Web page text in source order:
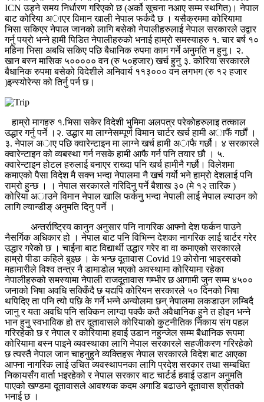
ICN उड्ने समय निर्धारण गरिएको छ (अर्को सूचना नआए सम्म स्थगित)। नेपाल
बाट कोरिया अाएर विमान खाली नेपाल फर्कदै छ । यसैक्रममा कोरियामा
भिसा सकिएर नेपाल जानको लागि बसेको नेपालीहरुलाई नेपाल सरकारले उद्वार
गर्नु पय्रो भन्ने हामी पिडित नेपालीहरुको भनाई हाम्रो समस्याहरु १. चार बर्ष १०
महिना भिसा अबधि सकिए पछि बैधानिक रुपमा काम गर्ने अनुमति न हुनु। २.
खान बस्न मासिक ५००००० वन (रु ५०हजार) खर्च हुनु ३. कोरिया सरकारले
बैधानिक रुपमा बसेको विदेशीले अनिवार्य ११३००० वन लगभग (रु १२ हजार
)इन्स्योरेन्स को तिर्नु पर्न छ।
हाम्रो मागहरु १.भिसा सकेर विदेशी भुमिमा अलपत्र परेकोहरुलाइ तत्काल
उद्धार गर्नु पर्ने ।२. उद्धार मा लाग्नेसम्पूर्ण विमान चार्टर खर्च हामी अाफैं गर्छौं ।
३. नेपाल अाए पछि क्वारेन्टाइन मा लाग्ने खर्च हामी अाफै गर्छौ। ४ सरकारले
क्वारेन्टाइन को व्यबस्था गर्न नसके हामी आफै गर्न पनि तयार छौ । ५.
क्वारेन्टाइन होटल हरुलाई बनाएर राख्दा पनि खर्च हामीनै गर्छौ। विलेशमा
कमाएको पैसा विदेश मै सक्न भन्दा नेपालमा नै खर्च गर्यो भने हाम्रो देशलाई पनि
राम्रो हुन्छ । । नेपाल सरकारले गरिदिनु पर्ने बैशाख ३० (मे १२ तारिक )
कोरिया अाउने विमान नेपाल खालि फर्कनु भन्दा नेपाली लाई नेपाल ल्याउन को
लागि ल्यान्डीङ् अनुमति दिनु पर्ने ।
अन्तर्राष्ट्रिय कानुन अनुसार पनि नागरिक आफ्नो देश फर्कन पाउने
नैसर्गिक अधिकार हो । नेपाल बाट पनि विभिन्न देशका नागरिक लाई चार्टर गरेर
उद्धार गरेको छ । चाईना बाट विद्यार्थी उद्धार गरेर वा वा कमाएको सरकारले
हाम्रो पीडा कहिले बुझ्छ । के भन्छ दूतावास Covid 19 कोरोना भाइरसको
महामारीले विश्व तन्त्र नै डामाडोल भएको अवस्थामा कोरियामा रहेका
नेपालीहरुको समस्यामा नेपाली राजदूतावास गम्भीर छ आगामी जुन सम्म ४५००
जनाको भिषा अवधि सक्किँदै छ यद्यपि कोरियन सरकारले ५० दिनको भिषा
थपिदिए ता पनि त्यो पछि के गर्ने भन्ने अन्योलमा छन् नेपालमा लकडाउन लम्बिदै
जानु र यता अवधि पनि सक्किन लाग्दा पक्कै कतै अवैधानिक हुने त होइन भन्ने
भान हुनु स्वभाविक हो तर दूतावासले कोरियाको कुटनीतिक निकाय संग पहल
गरिरहेको छ र नेपाल र कोरियामा हवाई उडान नहुन्जेल सम्म बैधानिक रूपमा
कोरियामा बस्न पाइने व्यवस्थाका लागि नेपाल सरकारले सहजीकरण गरिरहेको
छ त्यस्तै नेपाल जान चाहनुहुने व्यक्तिहरू नेपाल सरकारले विदेश बाट आएका
आफ्ना नागरिक लाई उचित व्यवस्थापनका लागि प्रदेश सरकार तथा सम्बधित
निकायसँग वार्ता भइरहेको र नेपाल सरकार बाट चार्टर्ड हवाई उडान अनुमति
पाएको खण्डमा दूतावासले आवश्यक कदम अगाडि बढाउने दूतावास श्रोतको
भनाई छ ।